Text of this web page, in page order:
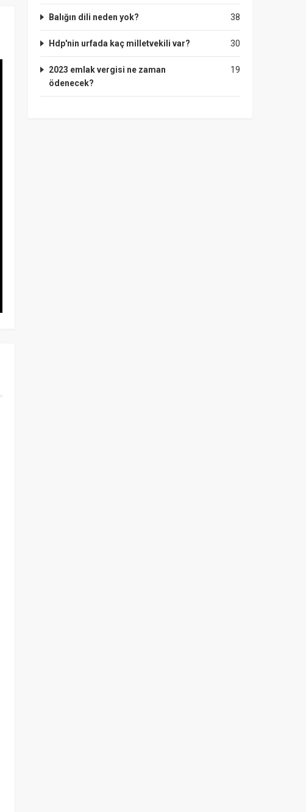
38
Balığın dili neden yok?
30
Hdp'nin urfada kaç milletvekili var?
19
2023 emlak vergisi ne zaman
ödenecek?